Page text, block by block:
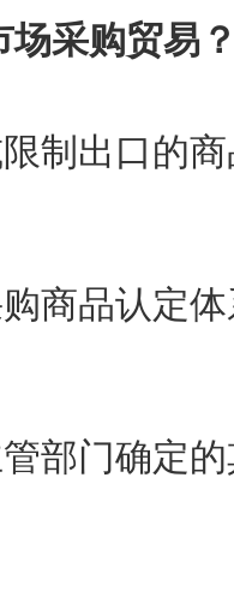
场采购贸易
制出口的
购商品认定
管部门确定